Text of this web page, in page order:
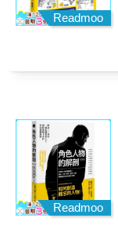
Readmoo
Readmoo